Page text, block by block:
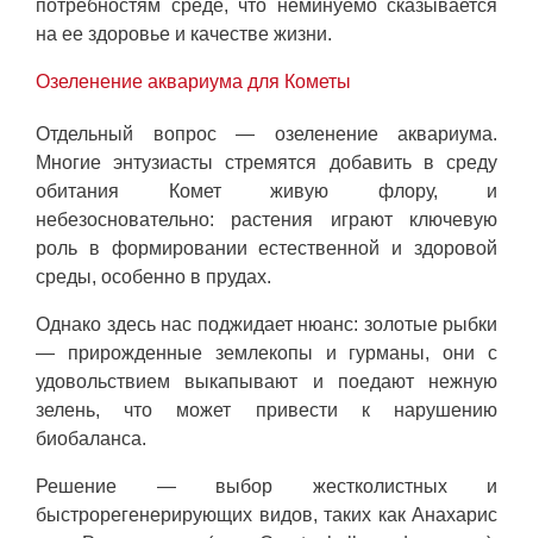
потребностям среде, что неминуемо сказывается
на ее здоровье и качестве жизни.
Озеленение аквариума для Кометы
Отдельный вопрос — озеленение аквариума.
Многие энтузиасты стремятся добавить в среду
обитания Комет живую флору, и
небезосновательно: растения играют ключевую
роль в формировании естественной и здоровой
среды, особенно в прудах.
Однако здесь нас поджидает нюанс: золотые рыбки
— прирожденные землекопы и гурманы, они с
удовольствием выкапывают и поедают нежную
зелень, что может привести к нарушению
биобаланса.
Решение — выбор жестколистных и
быстрорегенерирующих видов, таких как Анахарис